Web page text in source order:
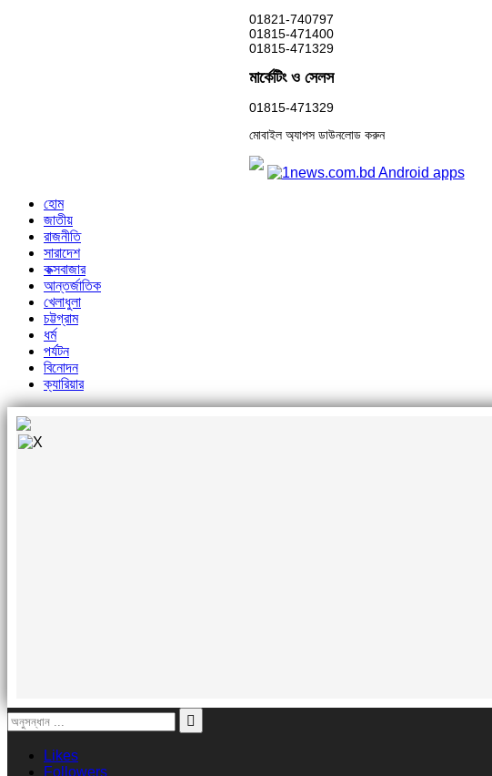
01821-740797
01815-471400
01815-471329
মার্কেটিং ও সেলস
01815-471329
মোবাইল অ্যাপস ডাউনলোড করুন
হোম
জাতীয়
রাজনীতি
সারাদেশ
কক্সবাজার
আন্তর্জাতিক
খেলাধুলা
চট্টগ্রাম
ধর্ম
পর্যটন
বিনোদন
ক্যারিয়ার
Likes
Followers